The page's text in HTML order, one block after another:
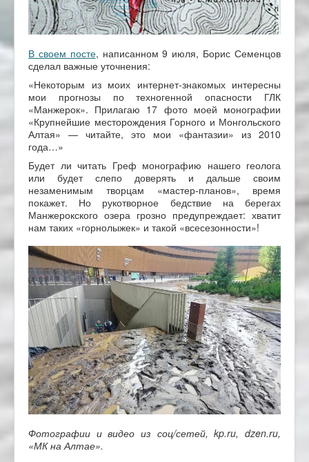
В своем посте, написанном 9 июля, Борис Семенцов
сделал важные уточнения:
«Некоторым из моих интернет-знакомых интересны
мои прогнозы по техногенной опасности ГЛК
«Манжерок». Прилагаю 17 фото моей монографии
«Крупнейшие месторождения Горного и Монгольского
Алтая» — читайте, это мои «фантазии» из 2010
года…»
Будет ли читать Греф монографию нашего геолога
или будет слепо доверять и дальше своим
незаменимым творцам «мастер-планов», время
покажет. Но рукотворное бедствие на берегах
Манжерокского озера грозно предупреждает: хватит
нам таких «горнолыжек» и такой «всесезонности»!
Фотографии и видео из соц/сетей, kp.ru, dzen.ru,
«МК на Алтае».